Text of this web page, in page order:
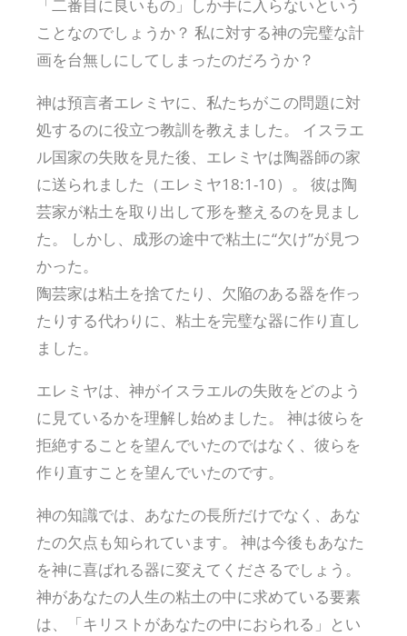
「二番目に良いもの」しか手に入らないという
ことなのでしょうか？ 私に対する神の完璧な計
画を台無しにしてしまったのだろうか？
神は預言者エレミヤに、私たちがこの問題に対
処するのに役立つ教訓を教えました。 イスラエ
ル国家の失敗を見た後、エレミヤは陶器師の家
に送られました（エレミヤ18:1-10）。 彼は陶
芸家が粘土を取り出して形を整えるのを見まし
た。 しかし、成形の途中で粘土に“欠け”が見つ
かった。
陶芸家は粘土を捨てたり、欠陥のある器を作っ
たりする代わりに、粘土を完璧な器に作り直し
ました。
エレミヤは、神がイスラエルの失敗をどのよう
に見ているかを理解し始めました。 神は彼らを
拒絶することを望んでいたのではなく、彼らを
作り直すことを望んでいたのです。
神の知識では、あなたの長所だけでなく、あな
たの欠点も知られています。 神は今後もあなた
を神に喜ばれる器に変えてくださるでしょう。
神があなたの人生の粘土の中に求めている要素
は、「キリストがあなたの中におられる」とい